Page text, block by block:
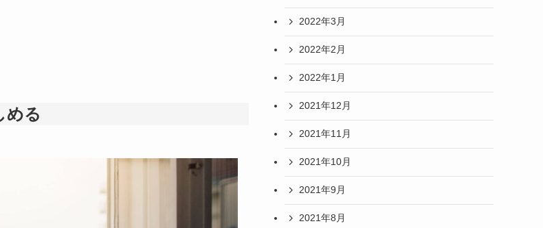
める
2022年3月
2022年2月
2022年1月
2021年12月
2021年11月
2021年10月
2021年9月
2021年8月